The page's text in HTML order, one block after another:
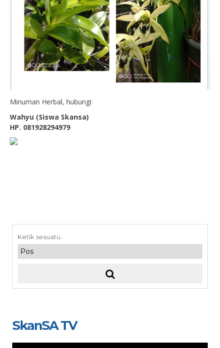
Minuman Herbal, hubungi:
Wahyu (Siswa Skansa)
HP. 081928294979
SkanSA TV